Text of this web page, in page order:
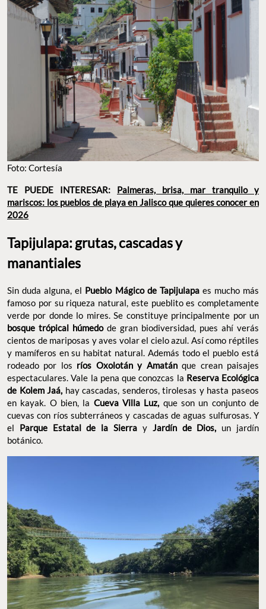
Foto: Cortesía
TE PUEDE INTERESAR: Palmeras, brisa, mar tranquilo y
mariscos: los pueblos de playa en Jalisco que quieres conocer en
2026
Tapijulapa: grutas, cascadas y
manantiales
Sin duda alguna, el Pueblo Mágico de Tapijulapa es mucho más
famoso por su riqueza natural, este pueblito es completamente
verde por donde lo mires. Se constituye principalmente por un
bosque trópical húmedo de gran biodiversidad, pues ahí verás
cientos de mariposas y aves volar el cielo azul. Así como réptiles
y mamíferos en su habitat natural. Además todo el pueblo está
rodeado por los ríos Oxolotán y Amatánque crean paisajes
espectaculares. Vale la pena que conozcas la Reserva Ecológica
de Kolem Jaá, hay cascadas, senderos, tirolesas y hasta paseos
en kayak. O bien, la Cueva Villa Luz, que son un conjunto de
cuevas con ríos subterráneos y cascadas de aguas sulfurosas. Y
el Parque Estatal de la Sierra y Jardín de Dios, un jardín
botánico.